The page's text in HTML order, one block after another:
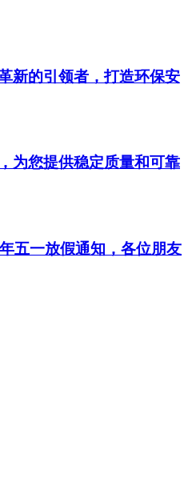
新的引领者，打造环保安
为您提供稳定质量和可靠
五一放假通知，各位朋友